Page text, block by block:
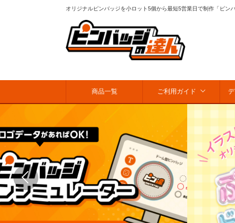
オリジナルピンバッジを小ロット5個から最短5営業日で制作「ピン
商品一覧 ご利用ガイド